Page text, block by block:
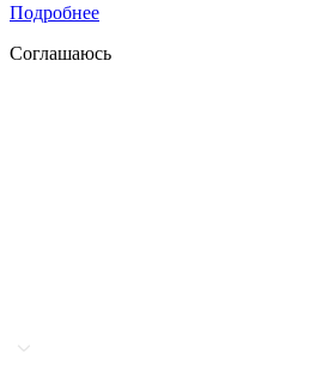
Подробнее
Соглашаюсь